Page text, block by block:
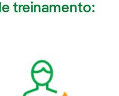
treinamento: